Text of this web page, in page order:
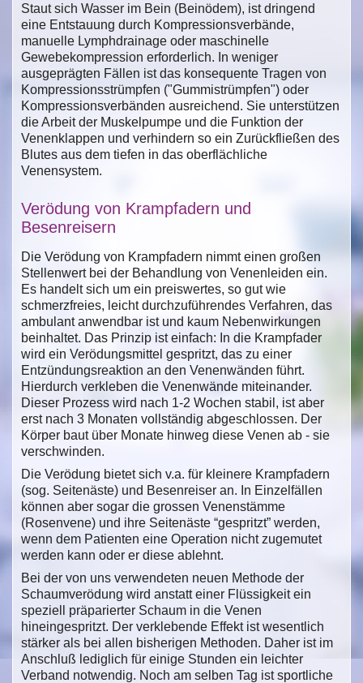
Staut sich Wasser im Bein (Beinödem), ist dringend
eine Entstauung durch Kompressionsverbände,
manuelle Lymphdrainage oder maschinelle
Gewebekompression erforderlich. In weniger
ausgeprägten Fällen ist das konsequente Tragen von
Kompressionsstrümpfen ("Gummistrümpfen") oder
Kompressionsverbänden ausreichend. Sie unterstützen
die Arbeit der Muskelpumpe und die Funktion der
Venenklappen und verhindern so ein Zurückfließen des
Blutes aus dem tiefen in das oberflächliche
Venensystem.
Verödung von Krampfadern und
Besenreisern
Die Verödung von Krampfadern nimmt einen großen
Stellenwert bei der Behandlung von Venenleiden ein.
Es handelt sich um ein preiswertes, so gut wie
schmerzfreies, leicht durchzuführendes Verfahren, das
ambulant anwendbar ist und kaum Nebenwirkungen
beinhaltet. Das Prinzip ist einfach: In die Krampfader
wird ein Verödungsmittel gespritzt, das zu einer
Entzündungsreaktion an den Venenwänden führt.
Hierdurch verkleben die Venenwände miteinander.
Dieser Prozess wird nach 1-2 Wochen stabil, ist aber
erst nach 3 Monaten vollständig abgeschlossen. Der
Körper baut über Monate hinweg diese Venen ab - sie
verschwinden.
Die Verödung bietet sich v.a. für kleinere Krampfadern
(sog. Seitenäste) und Besenreiser an. In Einzelfällen
können aber sogar die grossen Venenstämme
(Rosenvene) und ihre Seitenäste “gespritzt” werden,
wenn dem Patienten eine Operation nicht zugemutet
werden kann oder er diese ablehnt.
Bei der von uns verwendeten neuen Methode der
Schaumverödung wird anstatt einer Flüssigkeit ein
speziell präparierter Schaum in die Venen
hineingespritzt. Der verklebende Effekt ist wesentlich
stärker als bei allen bisherigen Methoden. Daher ist im
Anschluß lediglich für einige Stunden ein leichter
Verband notwendig. Noch am selben Tag ist sportliche